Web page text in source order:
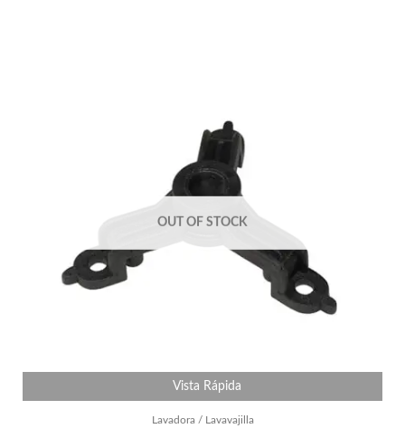
OUT OF STOCK
Vista Rápida
Lavadora / Lavavajilla